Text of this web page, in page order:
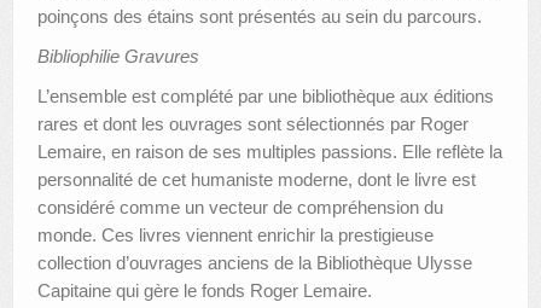
poinçons des étains sont présentés au sein du parcours.
Bibliophilie Gravures
L’ensemble est complété par une bibliothèque aux éditions
rares et dont les ouvrages sont sélectionnés par Roger
Lemaire, en raison de ses multiples passions. Elle reflète la
personnalité de cet humaniste moderne, dont le livre est
considéré comme un vecteur de compréhension du
monde. Ces livres viennent enrichir la prestigieuse
collection d’ouvrages anciens de la Bibliothèque Ulysse
Capitaine qui gère le fonds Roger Lemaire.